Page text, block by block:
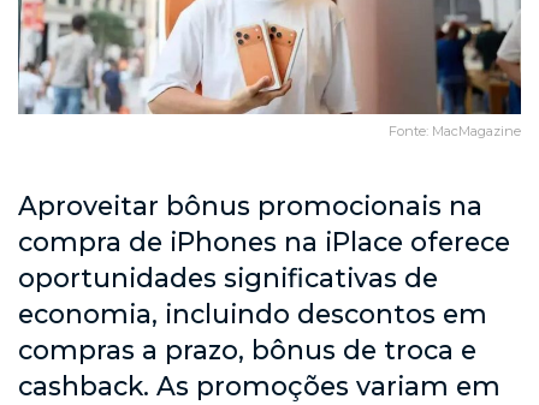
Fonte: MacMagazine
Aproveitar bônus promocionais na
compra de iPhones na iPlace oferece
oportunidades significativas de
economia, incluindo descontos em
compras a prazo, bônus de troca e
cashback. As promoções variam em